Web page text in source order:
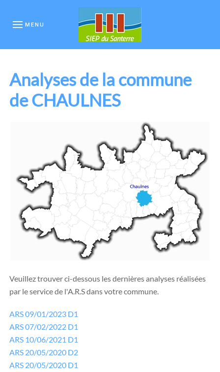
MENU
Analyses de la commune
de CHAULNES
Veuillez trouver ci-dessous les dernières analyses réalisées
par le service de l'A.R.S dans votre commune.
ARS 09/01/2023 D1
ARS 07/02/2022 D1
ARS 10/06/2021 D1
ARS 20/05/2020 D2
ARS 20/05/2020 D1